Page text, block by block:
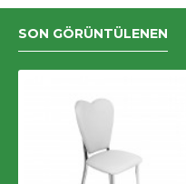
SON GÖRÜNTÜLENEN